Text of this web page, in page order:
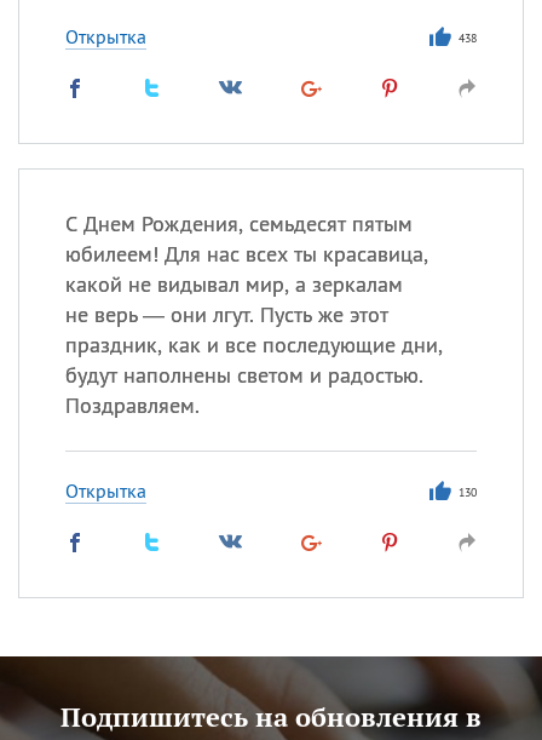
Открытка 438
С Днем Рождения, семьдесят пятым
юбилеем! Для нас всех ты красавица,
какой не видывал мир, а зеркалам
не верь — они лгут. Пусть же этот
праздник, как и все последующие дни,
будут наполнены светом и радостью.
Поздравляем.
Открытка 130
Подпишитесь на обновления в